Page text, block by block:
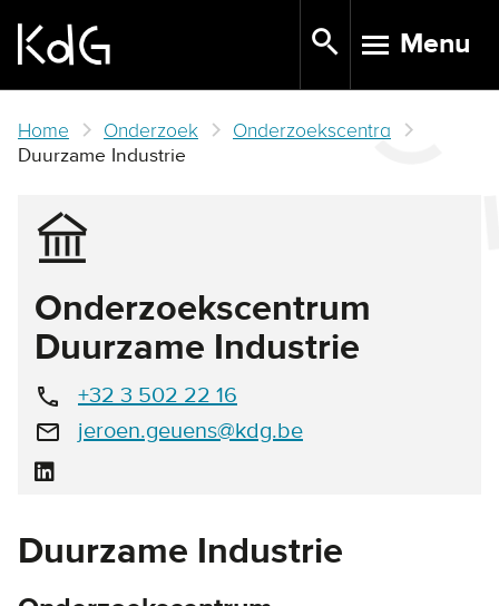
main
TOGGLE
Menu
Home Onderzoek
Onderzoekscentra
Duurzame Industrie
Onderzoekscentrum
Duurzame Industrie
call
+32 3 502 22 16
email
jeroen.geuens@kdg.be
Duurzame Industrie